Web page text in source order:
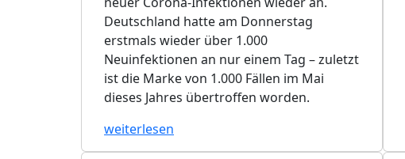
Deutschland hatte am Donnerstag
erstmals wieder über 1.000
Neuinfektionen an nur einem Tag – zuletzt
ist die Marke von 1.000 Fällen im Mai
dieses Jahres übertroffen worden.
weiterlesen